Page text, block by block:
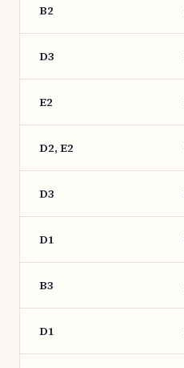
B2
D3
E2
D2, E2
D3
D1
B3
D1